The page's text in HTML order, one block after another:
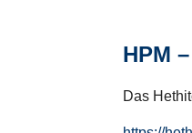
HPM
Das